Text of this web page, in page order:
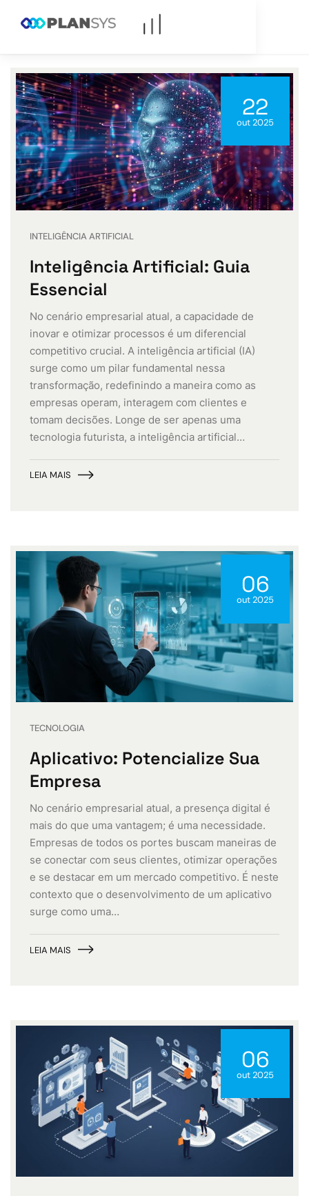
22
out 2025
INTELIGÊNCIA ARTIFICIAL
Inteligência Artificial: Guia
Essencial
No cenário empresarial atual, a capacidade de
inovar e otimizar processos é um diferencial
competitivo crucial. A inteligência artificial (IA)
surge como um pilar fundamental nessa
transformação, redefinindo a maneira como as
empresas operam, interagem com clientes e
tomam decisões. Longe de ser apenas uma
tecnologia futurista, a inteligência artificial…
LEIA MAIS
06
out 2025
TECNOLOGIA
Aplicativo: Potencialize Sua
Empresa
No cenário empresarial atual, a presença digital é
mais do que uma vantagem; é uma necessidade.
Empresas de todos os portes buscam maneiras de
se conectar com seus clientes, otimizar operações
e se destacar em um mercado competitivo. É neste
contexto que o desenvolvimento de um aplicativo
surge como uma…
LEIA MAIS
06
out 2025